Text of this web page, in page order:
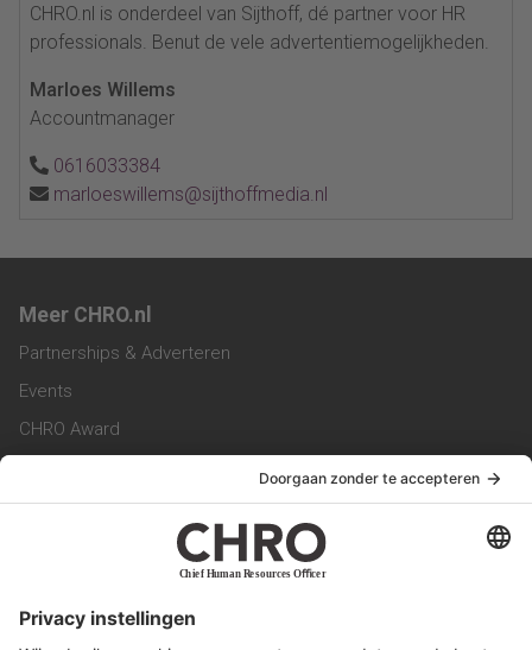
CHRO.nl is onderdeel van Sijthoff, dé partner voor HR
professionals. Benut de vele advertentiemogelijkheden.
Marloes Willems
Accountmanager
0616033384
marloeswillems@sijthoffmedia.nl
Meer CHRO.nl
Partnerships & Adverteren
Events
CHRO Award
CHRO Magazine
Service & Contact
Werken bij ons